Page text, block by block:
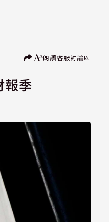
朗讀客服討論區
報季